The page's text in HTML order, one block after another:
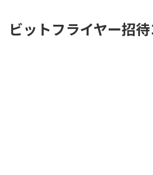
ビットフライヤー招